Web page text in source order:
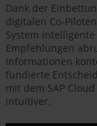
Dank der
digitalen Co-Piloten
System
Empfehlungen
Informationen
fundierte
mit dem SAP
intuitiver.